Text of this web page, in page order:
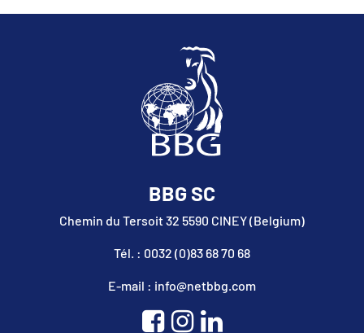
BBG SC
Chemin du Tersoit 32 5590 CINEY (Belgium)
Tél. : 0032 (0)83 68 70 68
E-mail : info@netbbg.com